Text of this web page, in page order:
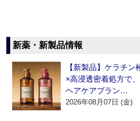
新薬・新製品情報
【新製品】ケラチ
×高浸透密着処方で
ヘアケアブラン…
2026年08月07日 (金)